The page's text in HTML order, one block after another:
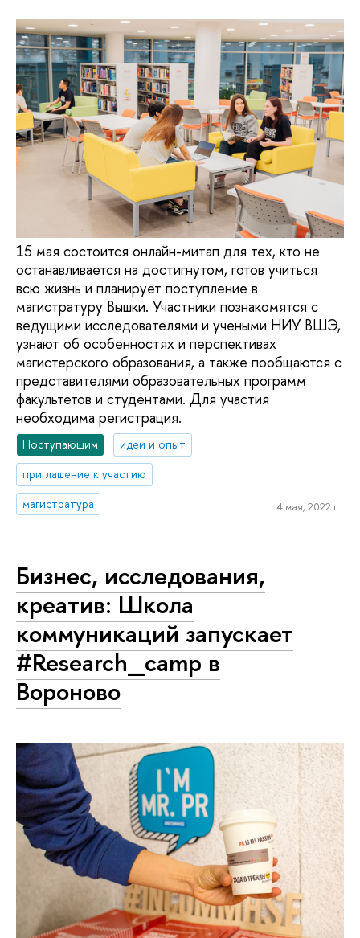
15 мая состоится онлайн-митап для тех, кто не
останавливается на достигнутом, готов учиться
всю жизнь и планирует поступление в
магистратуру Вышки. Участники познакомятся с
ведущими исследователями и учеными НИУ ВШЭ,
узнают об особенностях и перспективах
магистерского образования, а также пообщаются с
представителями образовательных программ
факультетов и студентами. Для участия
необходима регистрация.
Поступающим
идеи и опыт
приглашение к участию
магистратура
4 мая, 2022 г.
Бизнес, исследования,
креатив: Школа
коммуникаций запускает
#Research_camp в
Вороново